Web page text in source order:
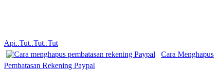
Api..Tut..Tut..Tut
Cara Menghapus
Pembatasan Rekening Paypal